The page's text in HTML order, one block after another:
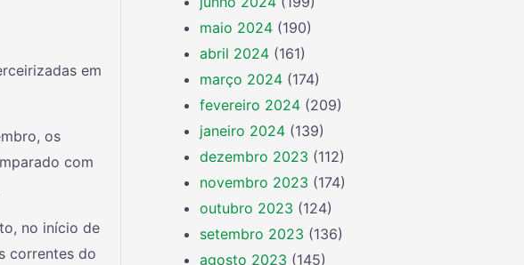
em
os
com
no início de
correntes do
maio 2024 (190)
abril 2024 (161)
março 2024 (174)
fevereiro 2024 (209)
janeiro 2024 (139)
dezembro 2023 (112)
novembro 2023 (174)
outubro 2023 (124)
setembro 2023 (136)
agosto 2023 (145)